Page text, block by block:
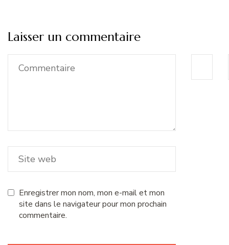
Laisser un commentaire
Enregistrer mon nom, mon e-mail et mon
site dans le navigateur pour mon prochain
commentaire.